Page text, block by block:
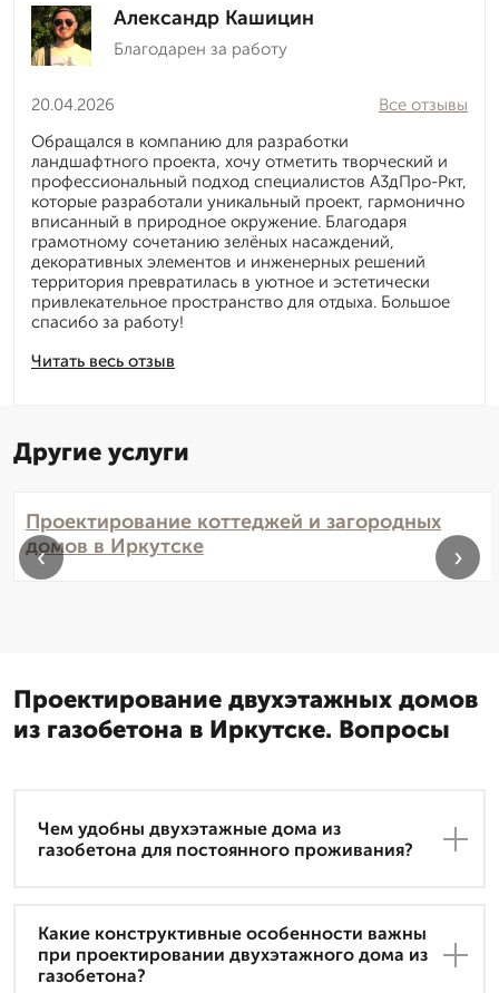
Александр Кашицин
Благодарен за работу
20.04.2026
Читать весь отзыв
Все отзывы
Обращался в компанию для разработки
ландшафтного проекта, хочу отметить творческий и
профессиональный подход специалистов А3дПро-Ркт,
которые разработали уникальный проект, гармонично
вписанный в природное окружение. Благодаря
грамотному сочетанию зелёных насаждений,
декоративных элементов и инженерных решений
территория превратилась в уютное и эстетически
привлекательное пространство для отдыха. Большое
спасибо за работу!
Другие услуги
Проектирование коттеджей и загородных
домов в Иркутске
‹ ›
Проектирование двухэтажных домов
из газобетона в Иркутске. Вопросы
Чем удобны двухэтажные дома из
газобетона для постоянного проживания?
Какие конструктивные особенности важны
при проектировании двухэтажного дома из
газобетона?